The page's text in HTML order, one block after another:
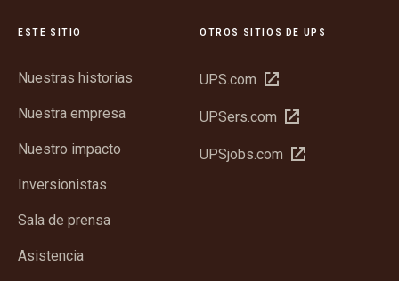
ESTE SITIO
Nuestras historias
Nuestra empresa
Nuestro impacto
Inversionistas
Sala de prensa
Asistencia
OTROS SITIOS DE UPS
UPS.com Abrir
una
nueva
UPSers.com Abrir
una
UPSjobs.com Abrir